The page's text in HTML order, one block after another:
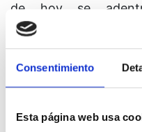
Consentimiento
Esta página web usa
de hoy se
conciencia.
que pensamientos
reconocer su
extienda sobre ti
pensamiento vano o